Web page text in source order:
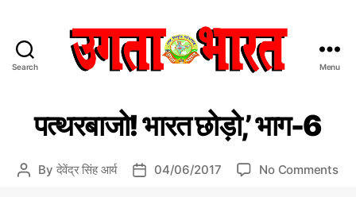
Search
ता
भा
त
Menu
e
कु
मा
पत्थरबाजो! भारत छोड़ो,’ भाग-6
P By देवेंद्र सिंह आर्य
P 04/06/2017 No Commentso